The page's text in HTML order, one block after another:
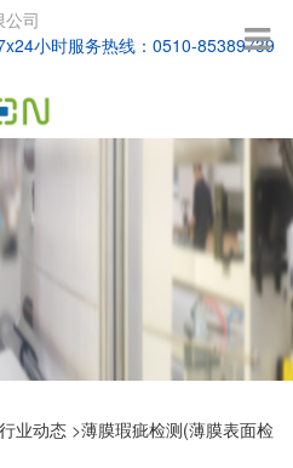
司
小时服务热线：0510-85389739
行业动态 >薄膜瑕疵检测(薄膜表面检